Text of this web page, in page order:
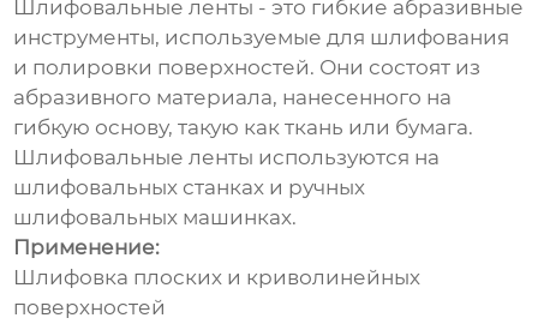
Шлифовальные ленты - это гибкие абразивные
инструменты, используемые для шлифования
и полировки поверхностей. Они состоят из
абразивного материала, нанесенного на
гибкую основу, такую как ткань или бумага.
Шлифовальные ленты используются на
шлифовальных станках и ручных
шлифовальных машинках.
Применение:
Шлифовка плоских и криволинейных
поверхностей